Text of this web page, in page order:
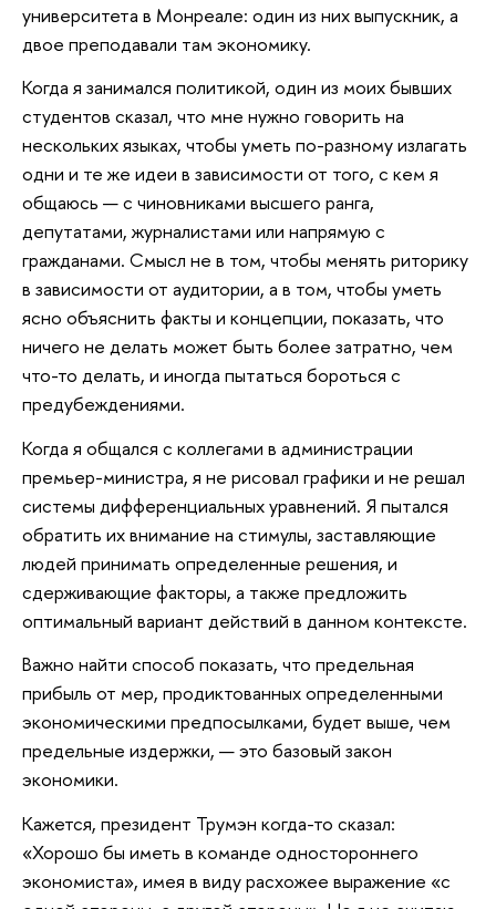
университета в Монреале: один из них выпускник, а
двое преподавали там экономику.
Когда я занимался политикой, один из моих бывших
студентов сказал, что мне нужно говорить на
нескольких языках, чтобы уметь по-разному излагать
одни и те же идеи в зависимости от того, с кем я
общаюсь — с чиновниками высшего ранга,
депутатами, журналистами или напрямую с
гражданами. Смысл не в том, чтобы менять риторику
в зависимости от аудитории, а в том, чтобы уметь
ясно объяснить факты и концепции, показать, что
ничего не делать может быть более затратно, чем
что-то делать, и иногда пытаться бороться с
предубеждениями.
Когда я общался с коллегами в администрации
премьер-министра, я не рисовал графики и не решал
системы дифференциальных уравнений. Я пытался
обратить их внимание на стимулы, заставляющие
людей принимать определенные решения, и
сдерживающие факторы, а также предложить
оптимальный вариант действий в данном контексте.
Важно найти способ показать, что предельная
прибыль от мер, продиктованных определенными
экономическими предпосылками, будет выше, чем
предельные издержки, — это базовый закон
экономики.
Кажется, президент Трумэн когда-то сказал:
«Хорошо бы иметь в команде одностороннего
экономиста», имея в виду расхожее выражение «с